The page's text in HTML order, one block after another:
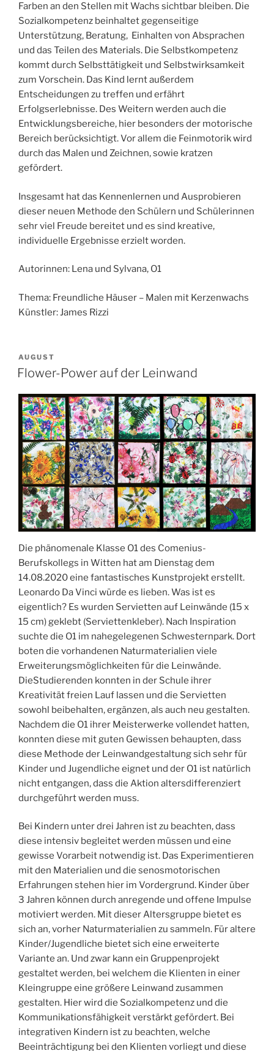
Farben an den Stellen mit Wachs sichtbar bleiben. Die
Sozialkompetenz beinhaltet gegenseitige
Unterstützung, Beratung, Einhalten von Absprachen
und das Teilen des Materials. Die Selbstkompetenz
kommt durch Selbsttätigkeit und Selbstwirksamkeit
zum Vorschein. Das Kind lernt außerdem
Entscheidungen zu treffen und erfährt
Erfolgserlebnisse. Des Weitern werden auch die
Entwicklungsbereiche, hier besonders der motorische
Bereich berücksichtigt. Vor allem die Feinmotorik wird
durch das Malen und Zeichnen, sowie kratzen
gefördert.
Insgesamt hat das Kennenlernen und Ausprobieren
dieser neuen Methode den Schülern und Schülerinnen
sehr viel Freude bereitet und es sind kreative,
individuelle Ergebnisse erzielt worden.
Autorinnen: Lena und Sylvana, O1
Thema: Freundliche Häuser – Malen mit Kerzenwachs
Künstler: James Rizzi
VERÖFFENTLICHT
AM
AUGUST
Flower-Power auf der Leinwand
Die phänomenale Klasse O1 des Comenius-
Berufskollegs in Witten hat am Dienstag dem
14.08.2020 eine fantastisches Kunstprojekt erstellt.
Leonardo Da Vinci würde es lieben. Was ist es
eigentlich? Es wurden Servietten auf Leinwände (15 x
15 cm) geklebt (Serviettenkleber). Nach Inspiration
suchte die O1 im nahegelegenen Schwesternpark. Dort
boten die vorhandenen Naturmaterialien viele
Erweiterungsmöglichkeiten für die Leinwände.
DieStudierenden konnten in der Schule ihrer
Kreativität freien Lauf lassen und die Servietten
sowohl beibehalten, ergänzen, als auch neu gestalten.
Nachdem die O1 ihrer Meisterwerke vollendet hatten,
konnten diese mit guten Gewissen behaupten, dass
diese Methode der Leinwandgestaltung sich sehr für
Kinder und Jugendliche eignet und der O1 ist natürlich
nicht entgangen, dass die Aktion altersdifferenziert
durchgeführt werden muss.
Bei Kindern unter drei Jahren ist zu beachten, dass
diese intensiv begleitet werden müssen und eine
gewisse Vorarbeit notwendig ist. Das Experimentieren
mit den Materialien und die senosmotorischen
Erfahrungen stehen hier im Vordergrund. Kinder über
3 Jahren können durch anregende und offene Impulse
motiviert werden. Mit dieser Altersgruppe bietet es
sich an, vorher Naturmaterialien zu sammeln. Für altere
Kinder/Jugendliche bietet sich eine erweiterte
Variante an. Und zwar kann ein Gruppenprojekt
gestaltet werden, bei welchem die Klienten in einer
Kleingruppe eine größere Leinwand zusammen
gestalten. Hier wird die Sozialkompetenz und die
Kommunikationsfähigkeit verstärkt gefördert. Bei
integrativen Kindern ist zu beachten, welche
Beeinträchtigung bei den Klienten vorliegt und diese